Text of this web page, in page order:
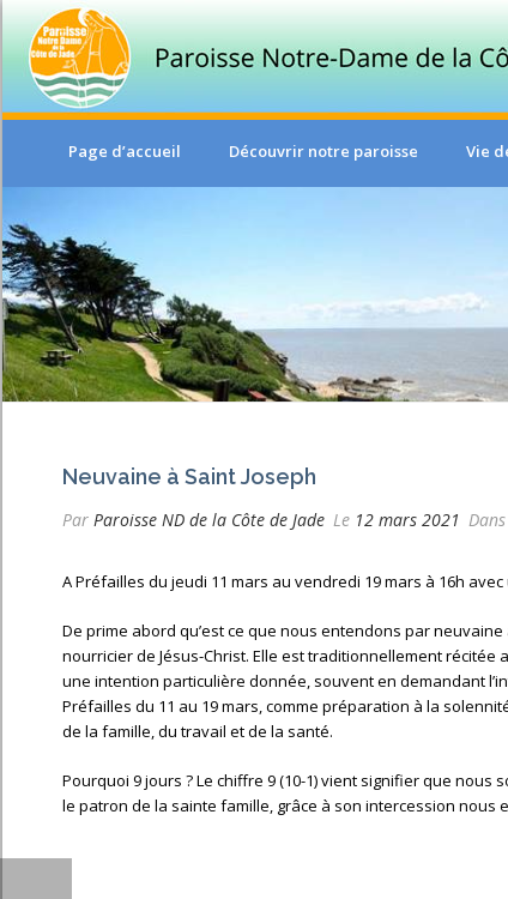
Page d’accueil Découvrir notre paroisse Vie
Neuvaine à Saint Joseph
Par Paroisse ND de la Côte de Jade Le 12 mars 2021 Dans
A Préfailles du jeudi 11 mars au vendredi 19 mars à 16h
De prime abord qu’est ce que nous entendons par
nourricier de Jésus-Christ. Elle est traditionnellement
une intention particulière donnée, souvent en demandant
Préfailles du 11 au 19 mars, comme préparation à la
de la famille, du travail et de la santé.
Pourquoi 9 jours ? Le chiffre 9 (10-1) vient signifier que nous
le patron de la sainte famille, grâce à son intercession nous